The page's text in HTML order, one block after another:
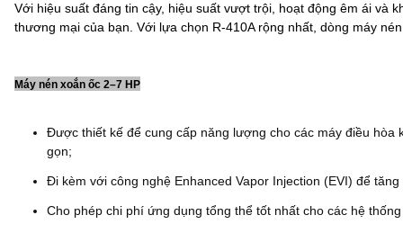
Với hiệu suất đáng tin cậy, hiệu suất vượt trội, hoạt động êm ái và
thương mại của bạn. Với lựa chọn R-410A rộng nhất, dòng máy
Máy nén xoắn ốc 2–7 HP
Được thiết kế để cung cấp năng lượng cho các máy điều
gọn;
Đi kèm với công nghệ Enhanced Vapor Injection (EVI) để
Cho phép chi phí ứng dụng tổng thể tốt nhất cho các hệ